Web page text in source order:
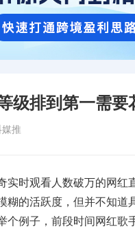
级排到第一需
推
实时观看人数破万的网红
糊的活跃度，但并不知道
个例子，前段时间网红歌